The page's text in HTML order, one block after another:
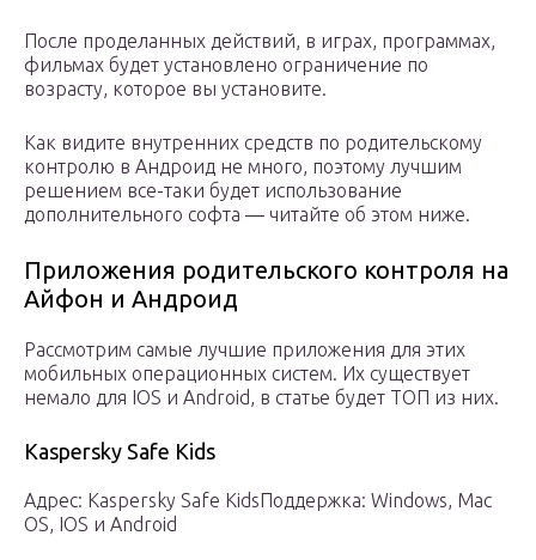
После проделанных действий, в играх, программах,
фильмах будет установлено ограничение по
возрасту, которое вы установите.
Как видите внутренних средств по родительскому
контролю в Андроид не много, поэтому лучшим
решением все-таки будет использование
дополнительного софта — читайте об этом ниже.
Приложения родительского контроля на
Айфон и Андроид
Рассмотрим самые лучшие приложения для этих
мобильных операционных систем. Их существует
немало для IOS и Android, в статье будет ТОП из них.
Kaspersky Safe Kids
Адрес: Kaspersky Safe KidsПоддержка: Windows, Mac
OS, IOS и Android